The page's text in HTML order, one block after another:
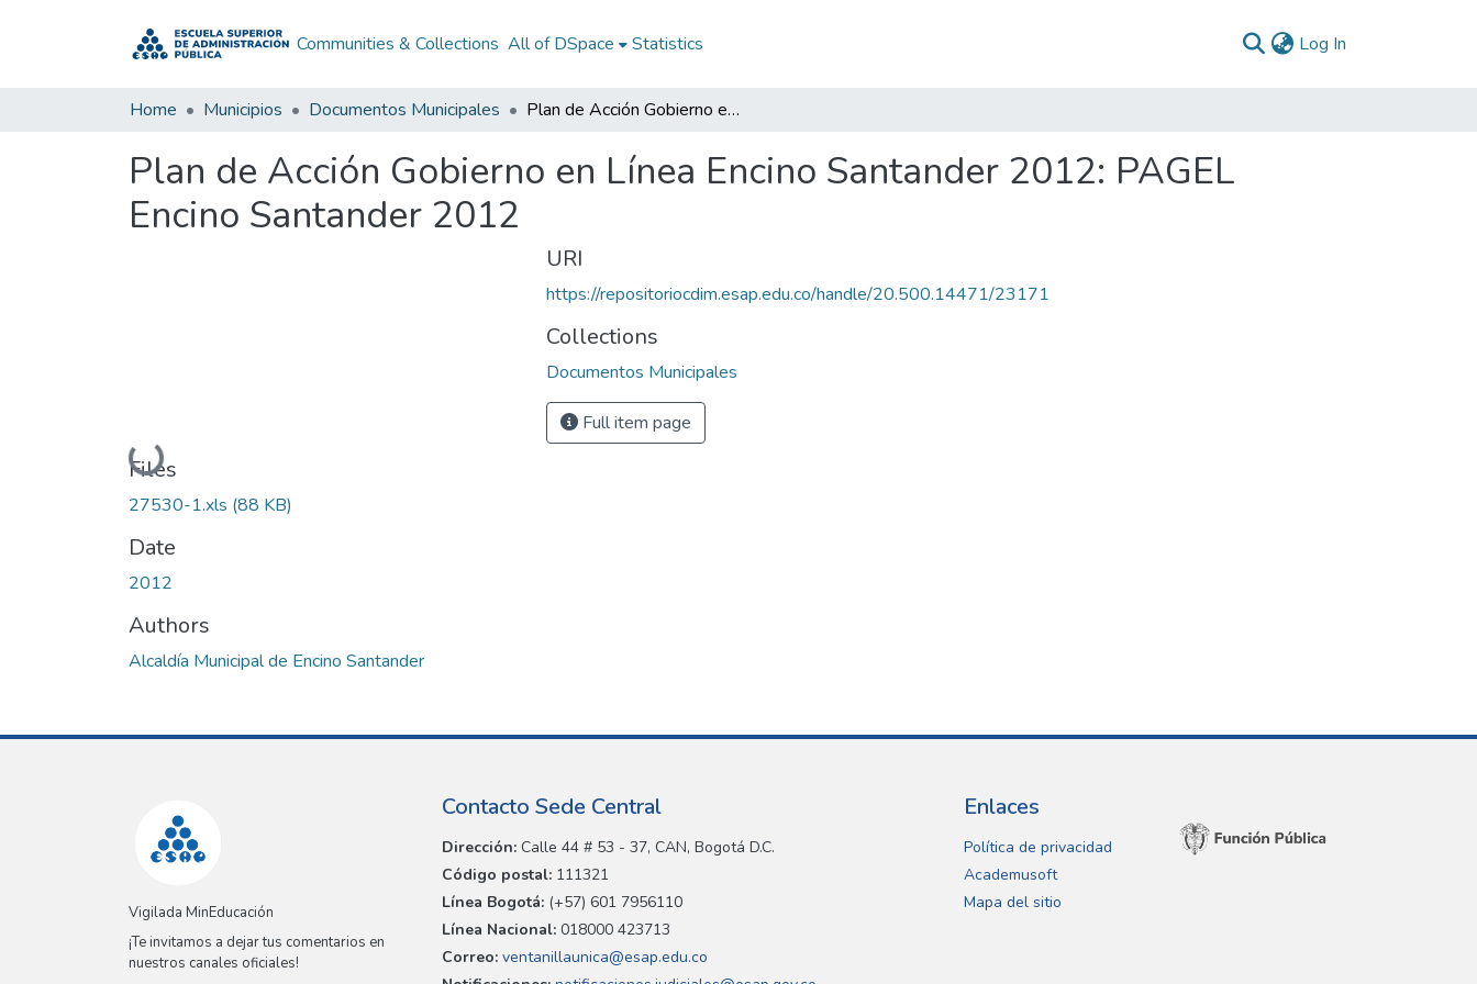
Communities & Collections All of DSpace Statistics Log In
Home Municipios Documentos Municipales Plan de Acción Gobierno en Línea Encino Santander 2012: PAGEL Encino Santander 2012
Plan de Acción Gobierno en Línea Encino Santander 2012: PAGEL
Encino Santander 2012
Loading...
Files
27530-1.xls (88 KB)
Date
2012
Authors
Alcaldía Municipal de Encino Santander
URI
https://repositoriocdim.esap.edu.co/handle/20.500.14471/23171
Collections
Documentos Municipales
Full item page
Vigilada MinEducación
¡Te invitamos a dejar tus comentarios en
nuestros canales oficiales!
Contacto Sede Central
Dirección: Calle 44 # 53 - 37, CAN, Bogotá D.C.
Código postal: 111321
Línea Bogotá: (+57) 601 7956110
Línea Nacional: 018000 423713
Correo: ventanillaunica@esap.edu.co
Enlaces
Política de privacidad
Academusoft
Mapa del sitio